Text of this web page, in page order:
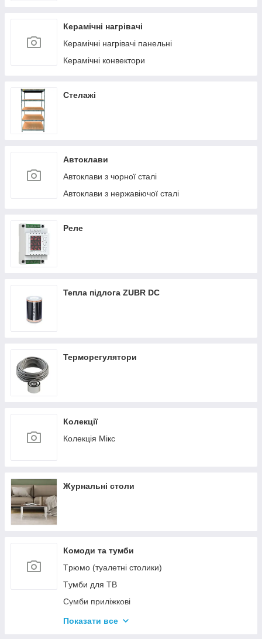
Керамічні нагрівачі
Керамічні нагрівачі панельні
Керамічні конвектори
Стелажі
Автоклави
Автоклави з чорної сталі
Автоклави з нержавіючої сталі
Реле
Тепла підлога ZUBR DC
Терморегулятори
Колекції
Колекція Мікс
Журнальні столи
Комоди та тумби
Tрюмо (туалетні столики)
Tумби для ТВ
Сумби приліжкові
Комоди
Показати все